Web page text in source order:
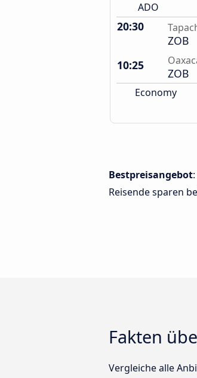
ADO
20:30
ZOB
10:25
ZOB
Economy
Bestpreisangebot
Reisende sparen
Fakten
Vergleiche alle